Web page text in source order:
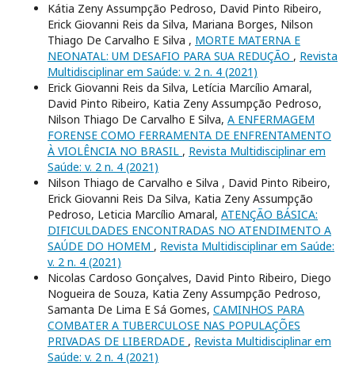
Kátia Zeny Assumpção Pedroso, David Pinto Ribeiro,
Erick Giovanni Reis da Silva, Mariana Borges, Nilson
Thiago De Carvalho E Silva , MORTE MATERNA E
NEONATAL: UM DESAFIO PARA SUA REDUÇÃO , Revista
Multidisciplinar em Saúde: v. 2 n. 4 (2021)
Erick Giovanni Reis da Silva, Letícia Marcílio Amaral,
David Pinto Ribeiro, Katia Zeny Assumpção Pedroso,
Nilson Thiago De Carvalho E Silva, A ENFERMAGEM
FORENSE COMO FERRAMENTA DE ENFRENTAMENTO
À VIOLÊNCIA NO BRASIL , Revista Multidisciplinar em
Saúde: v. 2 n. 4 (2021)
Nilson Thiago de Carvalho e Silva , David Pinto Ribeiro,
Erick Giovanni Reis Da Silva, Katia Zeny Assumpção
Pedroso, Leticia Marcílio Amaral, ATENÇÃO BÁSICA:
DIFICULDADES ENCONTRADAS NO ATENDIMENTO A
SAÚDE DO HOMEM , Revista Multidisciplinar em Saúde:
v. 2 n. 4 (2021)
Nicolas Cardoso Gonçalves, David Pinto Ribeiro, Diego
Nogueira de Souza, Katia Zeny Assumpção Pedroso,
Samanta De Lima E Sá Gomes, CAMINHOS PARA
COMBATER A TUBERCULOSE NAS POPULAÇÕES
PRIVADAS DE LIBERDADE , Revista Multidisciplinar em
Saúde: v. 2 n. 4 (2021)